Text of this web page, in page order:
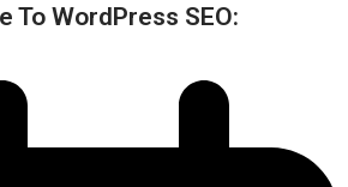
To WordPress SEO: